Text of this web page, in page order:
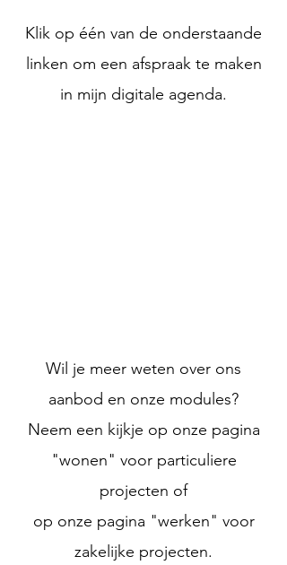
Klik op één van de onderstaande
linken om een afspraak te maken
in mijn digitale agenda.
Wil je meer weten over ons
aanbod en onze modules?
Neem een kijkje op onze pagina
"wonen" voor particuliere
projecten of
op onze pagina "werken" voor
zakelijke projecten.